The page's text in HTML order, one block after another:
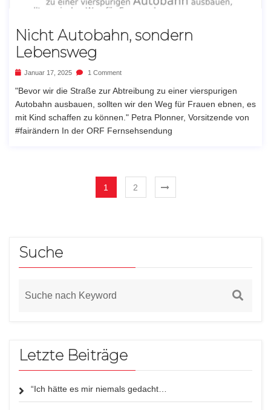
Nicht Autobahn, sondern
Lebensweg
Januar 17, 2025 1 Comment
"Bevor wir die Straße zur Abtreibung zu einer vierspurigen
Autobahn ausbauen, sollten wir den Weg für Frauen ebnen, es
mit Kind schaffen zu können." Petra Plonner, Vorsitzende von
#fairändern In der ORF Fernsehsendung
1 2
Suche
Letzte Beiträge
“Ich hätte es mir niemals gedacht…